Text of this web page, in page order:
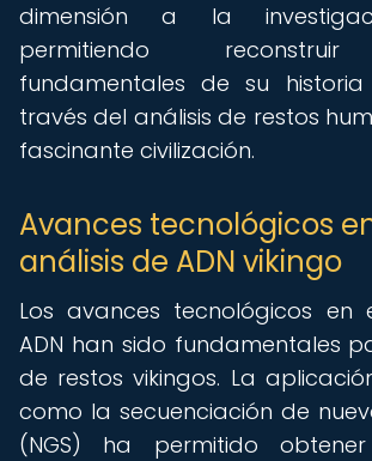
dimensión a la
permitiendo
fundamentales de su
través del análisis de restos
fascinante civilización.
Avances tecnológicos
análisis de ADN vikingo
Los avances tecnológicos en
ADN han sido fundamentales
de restos vikingos. La
como la secuenciación de
(NGS) ha permitido obtener